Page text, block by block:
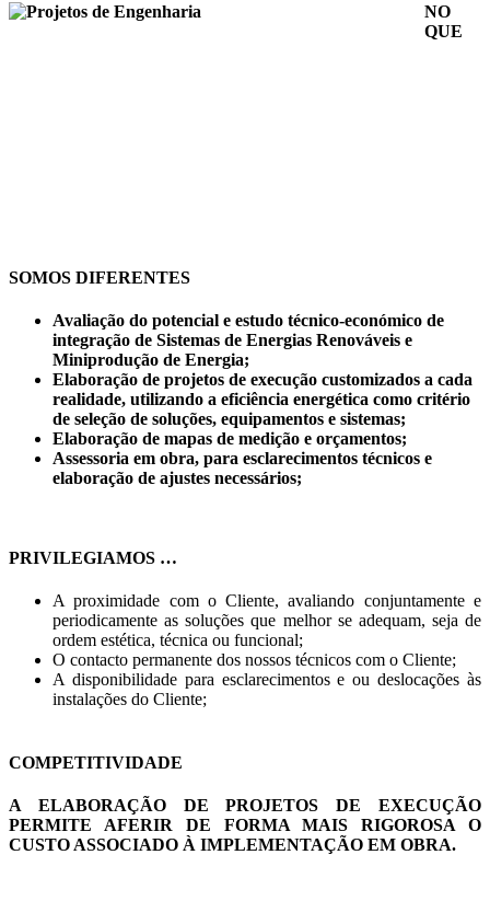
NO
QUE
SOMOS DIFERENTES
Avaliação do potencial e estudo técnico-económico de
integração de Sistemas de Energias Renováveis e
Miniprodução de Energia;
Elaboração de projetos de execução customizados a cada
realidade, utilizando a eficiência energética como critério
de seleção de soluções, equipamentos e sistemas;
Elaboração de mapas de medição e orçamentos;
Assessoria em obra, para esclarecimentos técnicos e
elaboração de ajustes necessários;
PRIVILEGIAMOS …
A proximidade com o Cliente, avaliando conjuntamente e
periodicamente as soluções que melhor se adequam, seja de
ordem estética, técnica ou funcional;
O contacto permanente dos nossos técnicos com o Cliente;
A disponibilidade para esclarecimentos e ou deslocações às
instalações do Cliente;
COMPETITIVIDADE
A ELABORAÇÃO DE PROJETOS DE EXECUÇÃO
PERMITE AFERIR DE FORMA MAIS RIGOROSA O
CUSTO ASSOCIADO À IMPLEMENTAÇÃO EM OBRA.